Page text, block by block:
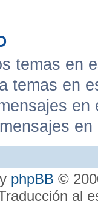
temas en
temas en
en
phpBB ©
al